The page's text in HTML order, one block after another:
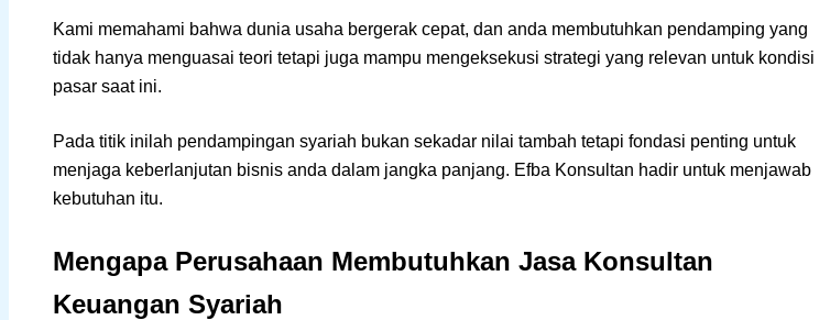
Kami memahami bahwa dunia usaha bergerak cepat, dan anda membutuhkan pendamping yang
tidak hanya menguasai teori tetapi juga mampu mengeksekusi strategi yang relevan untuk kondisi
pasar saat ini.
Pada titik inilah pendampingan syariah bukan sekadar nilai tambah tetapi fondasi penting untuk
menjaga keberlanjutan bisnis anda dalam jangka panjang. Efba Konsultan hadir untuk menjawab
kebutuhan itu.
Mengapa Perusahaan Membutuhkan Jasa Konsultan
Keuangan Syariah